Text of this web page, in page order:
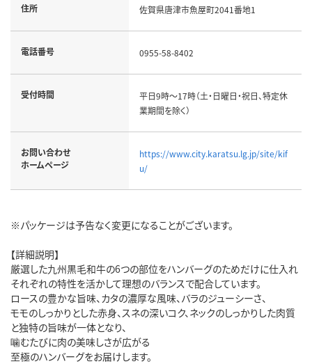
住所 佐賀県唐津市魚屋町2041番地1
電話番号 0955-58-8402
受付時間
平日9時～17時（土・日曜日・祝日、特定休
業期間を除く）
お問い合わせ
ホームページ
https://www.city.karatsu.lg.jp/site/kif
u/
※パッケージは予告なく変更になることがございます。
【詳細説明】
厳選した九州黒毛和牛の6つの部位をハンバーグのためだけに仕入れ
それぞれの特性を活かして理想のバランスで配合しています。
ロースの豊かな旨味、カタの濃厚な風味、バラのジューシーさ、
モモのしっかりとした赤身、スネの深いコク、ネックのしっかりした肉質
と独特の旨味が一体となり、
噛むたびに肉の美味しさが広がる
至極のハンバーグをお届けします。